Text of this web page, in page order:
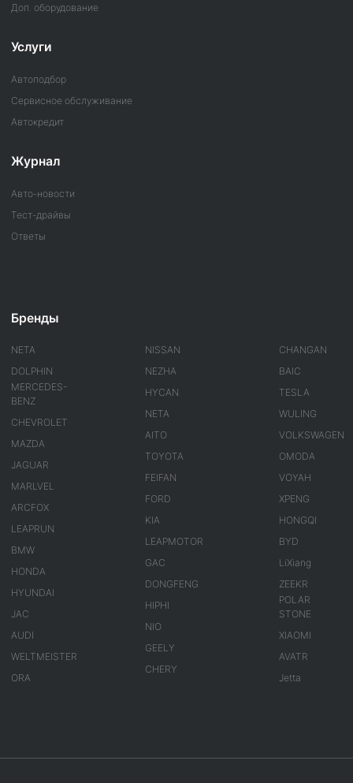
Доп. оборудование
Услуги
Автоподбор
Сервисное обслуживание
Автокредит
Журнал
Авто-новости
Тест-драйвы
Ответы
Бренды
NETA
DOLPHIN
MERCEDES-
BENZ
CHEVROLET
MAZDA
JAGUAR
MARLVEL
ARCFOX
LEAPRUN
BMW
HONDA
HYUNDAI
JAC
AUDI
WELTMEISTER
ORA
NISSAN
NEZHA
HYCAN
NETA
AITO
TOYOTA
FEIFAN
FORD
KIA
LEAPMOTOR
GAC
DONGFENG
HIPHI
NIO
GEELY
CHERY
CHANGAN
BAIC
TESLA
WULING
VOLKSWAGEN
OMODA
VOYAH
XPENG
HONGQI
BYD
LiXiang
ZEEKR
POLAR
STONE
XIAOMI
AVATR
Jetta